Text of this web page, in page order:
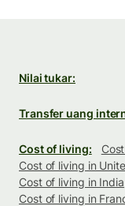
Nilai tukar:
Transfer uang
Cost of living:
Cost of living in
Cost of living in India
Cost of living in